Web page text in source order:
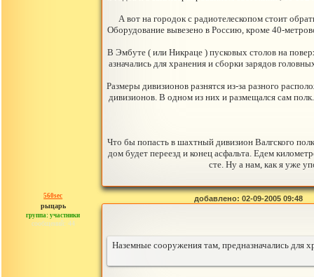
А вот на городок с радиотелескопом стоит
Оборудование вывезено в Россию, кроме 40-
В Эмбуте ( или Никраце ) пусковых столов на
азначались для хранения и сборки зарядов
Размеры дивизионов разнятся из-за разного
дивизионов. В одном из них и размещался сам
Что бы попасть в шахтный дивизион Валгского
дом будет переезд и конец асфальта. Едем
сте. Ну а нам, как я уже
560sec
рыцарь
группа: участники
сообщений: 44
добавлено: 02-09-2005 09:48
Наземные сооружения там, предназначались для